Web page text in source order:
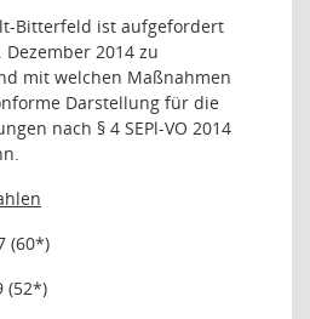
Bitterfeld ist aufgefordert
2014 zu
mit welchen Maßnahmen
Darstellung für die
nach § 4 SEPl-VO 2014
(60*)
(52*)